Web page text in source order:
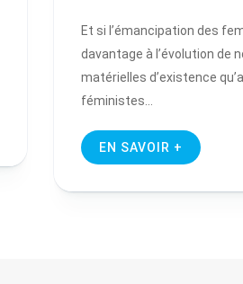
Et si l’émancipation des
davantage à l’évolution de
matérielles d’existence
féministes…
EN SAVOIR +